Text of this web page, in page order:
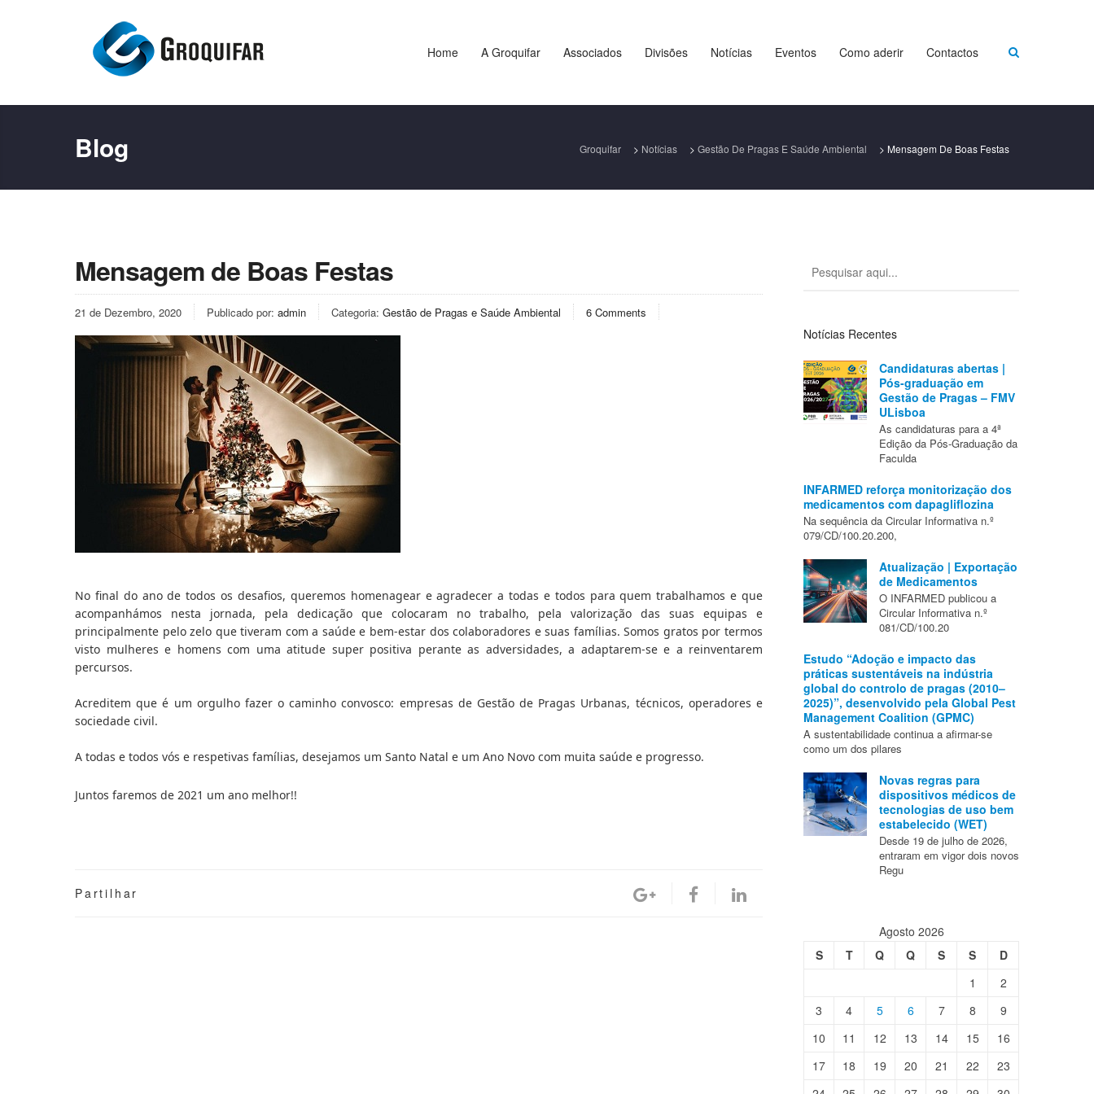
Home A Groquifar Associados Divisões Notícias Eventos Como aderir Contactos
Blog Groquifar > Notícias > Gestão De Pragas E Saúde Ambiental > Mensagem De Boas Festas
Mensagem de Boas Festas
21 de Dezembro, 2020 Publicado por: admin Categoria: Gestão de Pragas e Saúde Ambiental 6 Comments
No final do ano de todos os desafios, queremos homenagear e agradecer a todas e todos para quem trabalhamos e que
acompanhámos nesta jornada, pela dedicação que colocaram no trabalho, pela valorização das suas equipas e
principalmente pelo zelo que tiveram com a saúde e bem-estar dos colaboradores e suas famílias. Somos gratos por termos
visto mulheres e homens com uma atitude super positiva perante as adversidades, a adaptarem-se e a reinventarem
percursos.
Acreditem que é um orgulho fazer o caminho convosco: empresas de Gestão de Pragas Urbanas, técnicos, operadores e
sociedade civil.
A todas e todos vós e respetivas famílias, desejamos um Santo Natal e um Ano Novo com muita saúde e progresso.
Juntos faremos de 2021 um ano melhor!!
Partilhar
Notícias Recentes
Candidaturas abertas |
Pós-graduação em
Gestão de Pragas – FMV
ULisboa
As candidaturas para a 4ª
Edição da Pós-Graduação da
Faculda
INFARMED reforça monitorização dos
medicamentos com dapagliflozina
Na sequência da Circular Informativa n.º
079/CD/100.20.200,
Atualização | Exportação
de Medicamentos
O INFARMED publicou a
Circular Informativa n.º
081/CD/100.20
Estudo “Adoção e impacto das
práticas sustentáveis na indústria
global do controlo de pragas (2010–
2025)”, desenvolvido pela Global Pest
Management Coalition (GPMC)
A sustentabilidade continua a afirmar-se
como um dos pilares
Novas regras para
dispositivos médicos de
tecnologias de uso bem
estabelecido (WET)
Desde 19 de julho de 2026,
entraram em vigor dois novos
Regu
Agosto 2026
S
T Q Q S S
D
1
2
3
4 5 6 7 8
9
10
11 12 13 14 15
16
17
18 19 20 21 22
23